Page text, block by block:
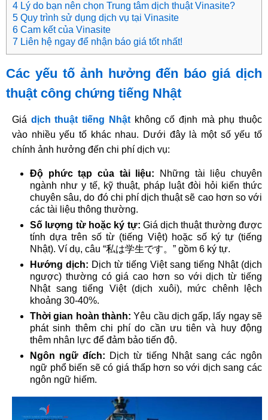
4 Lý do bạn nên chọn Trung tâm dịch thuật Vinasite?
5 Quy trình sử dụng dịch vụ tại Vinasite
6 Cam kết của Vinasite
7 Liên hệ ngay để nhận báo giá tốt nhất!
Các yếu tố ảnh hưởng đến báo giá dịch
thuật công chứng tiếng Nhật
Giá dịch thuật tiếng Nhậtkhông cố định mà phụ thuộc
vào nhiều yếu tố khác nhau. Dưới đây là một số yếu tố
chính ảnh hưởng đến chi phí dịch vụ:
Độ phức tạp của tài liệu: Những tài liệu chuyên
ngành như y tế, kỹ thuật, pháp luật đòi hỏi kiến thức
chuyên sâu, do đó chi phí dịch thuật sẽ cao hơn so với
các tài liệu thông thường.​
Số lượng từ hoặc ký tự: Giá dịch thuật thường được
tính dựa trên số từ (tiếng Việt) hoặc số ký tự (tiếng
Nhật). Ví dụ, câu “私は学生です。” gồm 6 ký tự.​
Hướng dịch: Dịch từ tiếng Việt sang tiếng Nhật (dịch
ngược) thường có giá cao hơn so với dịch từ tiếng
Nhật sang tiếng Việt (dịch xuôi), mức chênh lệch
khoảng 30-40%.
Thời gian hoàn thành: Yêu cầu dịch gấp, lấy ngay sẽ
phát sinh thêm chi phí do cần ưu tiên và huy động
thêm nhân lực để đảm bảo tiến độ.​
Ngôn ngữ đích: Dịch từ tiếng Nhật sang các ngôn
ngữ phổ biến sẽ có giá thấp hơn so với dịch sang các
ngôn ngữ hiếm.​